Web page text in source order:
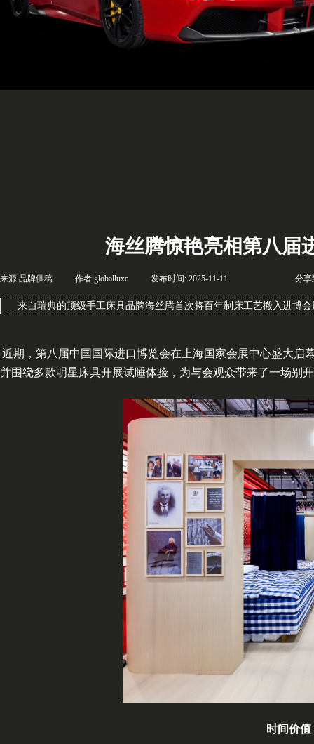
海丝腾惊艳亮相第八届
来源:品牌供稿 作者:globalluxe 发布时间: 2025-11-11 分享
来自瑞典的顶级手工床具品牌海丝腾首次将百年制床工艺搬入进博
近期，第八届中国国际进口博览会在上海国家会展中心盛大
并围绕多款明星床具开展试睡体验，为与会观众带来了一场别
时间价